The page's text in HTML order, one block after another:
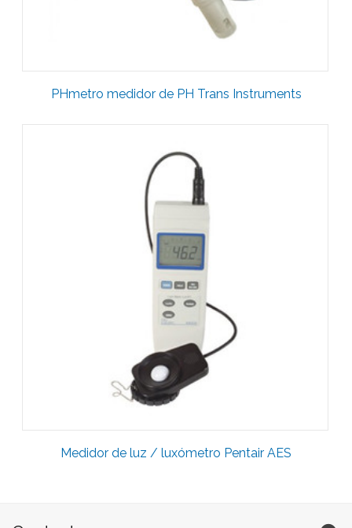
PHmetro medidor de PH Trans Instruments
Medidor de luz / luxómetro Pentair AES